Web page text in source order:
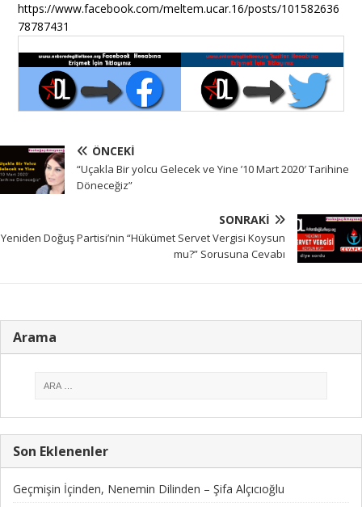
https://www.facebook.com/meltem.ucar.16/posts/101582636
78787431
ÖNCEKI
“Uçakla Bir yolcu Gelecek ve Yine ’10 Mart 2020′ Tarihine
Döneceğiz”
SONRAKI
Yeniden Doğuş Partisi’nin “Hükümet Servet Vergisi Koysun
mu?” Sorusuna Cevabı
Arama
Son Eklenenler
Geçmişin İçinden, Nenemin Dilinden – Şifa Alçıcıoğlu